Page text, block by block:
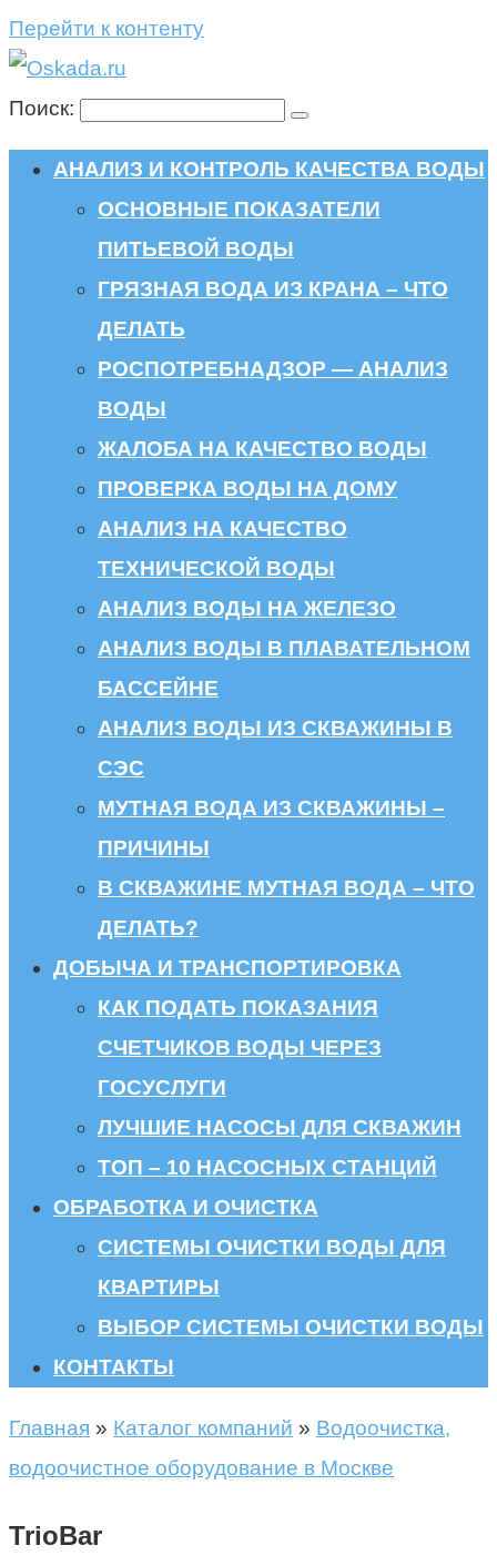
Перейти к контенту
Поиск:
АНАЛИЗ И КОНТРОЛЬ КАЧЕСТВА ВОДЫ
ОСНОВНЫЕ ПОКАЗАТЕЛИ
ПИТЬЕВОЙ ВОДЫ
ГРЯЗНАЯ ВОДА ИЗ КРАНА – ЧТО
ДЕЛАТЬ
РОСПОТРЕБНАДЗОР — АНАЛИЗ
ВОДЫ
ЖАЛОБА НА КАЧЕСТВО ВОДЫ
ПРОВЕРКА ВОДЫ НА ДОМУ
АНАЛИЗ НА КАЧЕСТВО
ТЕХНИЧЕСКОЙ ВОДЫ
АНАЛИЗ ВОДЫ НА ЖЕЛЕЗО
АНАЛИЗ ВОДЫ В ПЛАВАТЕЛЬНОМ
БАССЕЙНЕ
АНАЛИЗ ВОДЫ ИЗ СКВАЖИНЫ В
СЭС
МУТНАЯ ВОДА ИЗ СКВАЖИНЫ –
ПРИЧИНЫ
В СКВАЖИНЕ МУТНАЯ ВОДА – ЧТО
ДЕЛАТЬ?
ДОБЫЧА И ТРАНСПОРТИРОВКА
КАК ПОДАТЬ ПОКАЗАНИЯ
СЧЕТЧИКОВ ВОДЫ ЧЕРЕЗ
ГОСУСЛУГИ
ЛУЧШИЕ НАСОСЫ ДЛЯ СКВАЖИН
ТОП – 10 НАСОСНЫХ СТАНЦИЙ
ОБРАБОТКА И ОЧИСТКА
СИСТЕМЫ ОЧИСТКИ ВОДЫ ДЛЯ
КВАРТИРЫ
ВЫБОР СИСТЕМЫ ОЧИСТКИ ВОДЫ
КОНТАКТЫ
Главная » Каталог компаний » Водоочистка,
водоочистное оборудование в Москве
TrioBar